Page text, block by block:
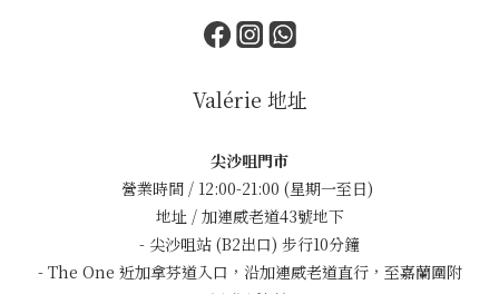
Valérie 地址
尖沙咀門市
營業時間 / 12:00-21:00 (星期一至日)
地址 / 加連威老道43號地下
- 尖沙咀站 (B2出口) 步行10分鐘
- The One 近加拿芬道入口，沿加連威老道直行，至嘉蘭圍附